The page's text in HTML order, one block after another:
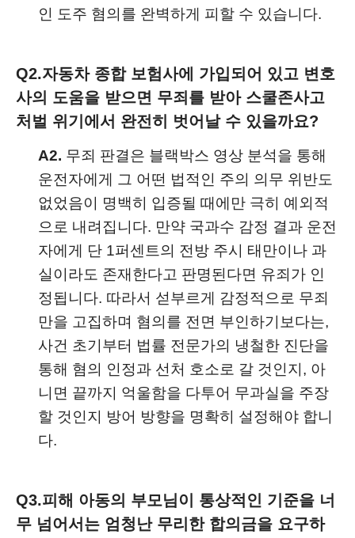
인 도주 혐의를 완벽하게 피할 수 있습니다.
Q2.자동차 종합 보험사에 가입되어 있고 변호
사의 도움을 받으면 무죄를 받아 스쿨존사고
처벌 위기에서 완전히 벗어날 수 있을까요?
A2. 무죄 판결은 블랙박스 영상 분석을 통해
운전자에게 그 어떤 법적인 주의 의무 위반도
없었음이 명백히 입증될 때에만 극히 예외적
으로 내려집니다. 만약 국과수 감정 결과 운전
자에게 단 1퍼센트의 전방 주시 태만이나 과
실이라도 존재한다고 판명된다면 유죄가 인
정됩니다. 따라서 섣부르게 감정적으로 무죄
만을 고집하며 혐의를 전면 부인하기보다는,
사건 초기부터 법률 전문가의 냉철한 진단을
통해 혐의 인정과 선처 호소로 갈 것인지, 아
니면 끝까지 억울함을 다투어 무과실을 주장
할 것인지 방어 방향을 명확히 설정해야 합니
다.
Q3.피해 아동의 부모님이 통상적인 기준을 너
무 넘어서는 엄청난 무리한 합의금을 요구하